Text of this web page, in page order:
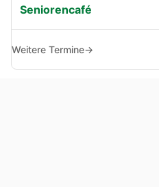
Seniorencafé
Weitere Termine→